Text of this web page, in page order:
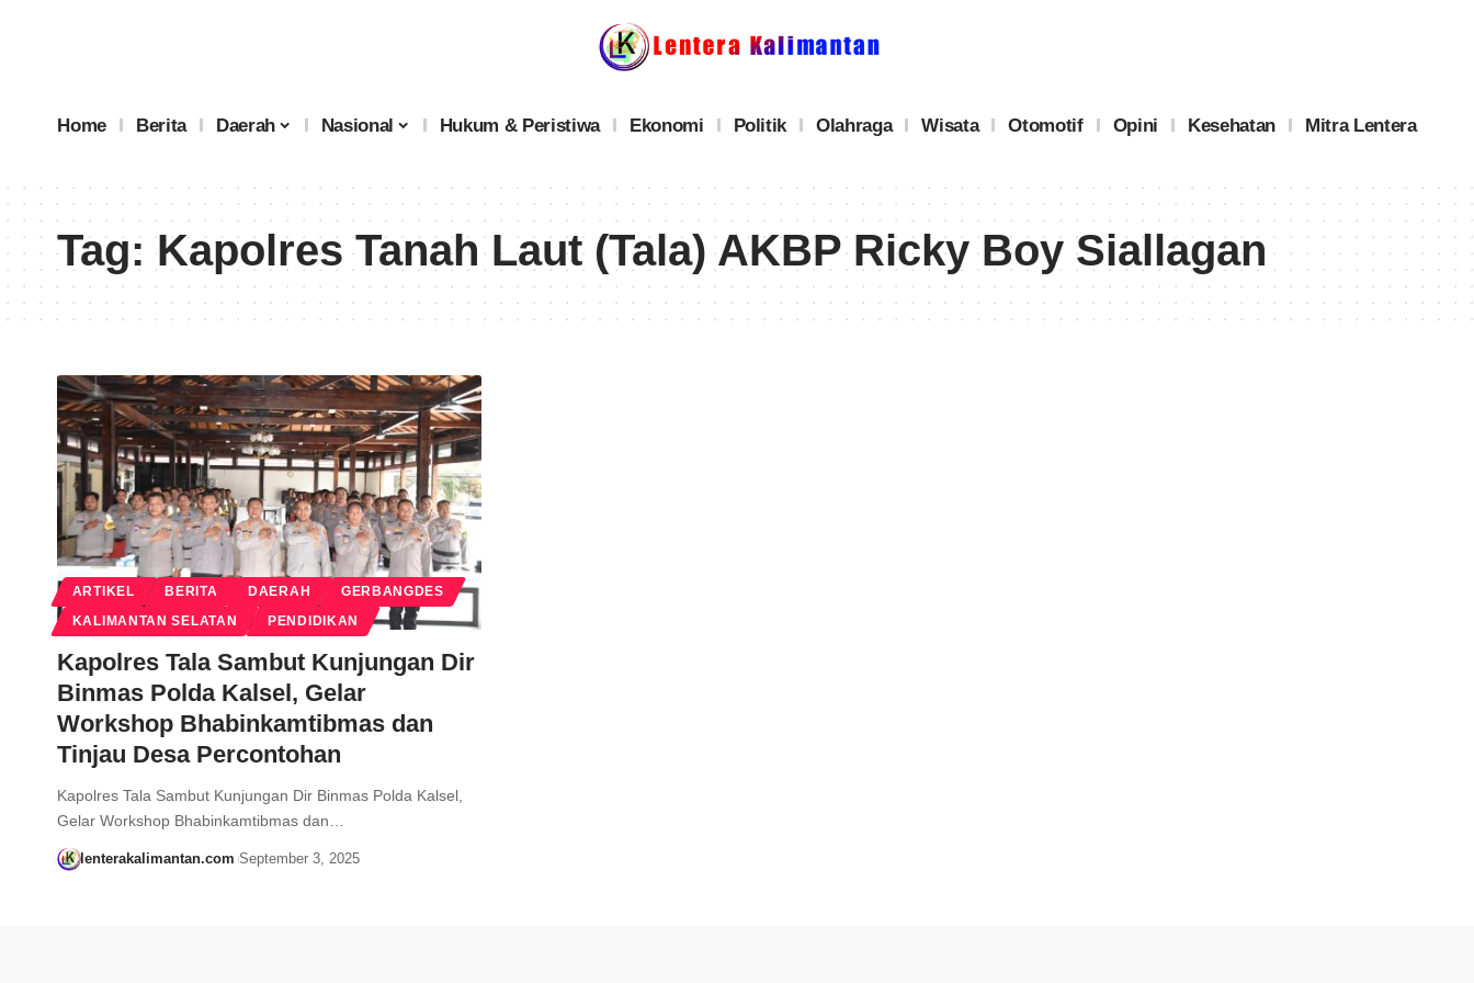
Home Berita Daerah Nasional Hukum & Peristiwa Ekonomi Politik Olahraga Wisata Otomotif Opini Kesehatan Mitra Lentera
Tag:Kapolres Tanah Laut (Tala) AKBP Ricky Boy Siallagan
ARTIKEL BERITA DAERAH GERBANGDES
KALIMANTAN SELATAN PENDIDIKAN
Kapolres Tala Sambut Kunjungan Dir
Binmas Polda Kalsel, Gelar
Workshop Bhabinkamtibmas dan
Tinjau Desa Percontohan
Kapolres Tala Sambut Kunjungan Dir Binmas Polda Kalsel,
Gelar Workshop Bhabinkamtibmas dan…
lenterakalimantan.com September 3, 2025